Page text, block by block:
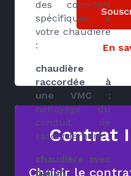
des contrôles
spécifiques à
votre chaudière
:
chaudière
raccordée à
une VMC :
nettoyage du
conduit de
raccordement
chaudière avec
ballon
En
Contrat
Choisir le